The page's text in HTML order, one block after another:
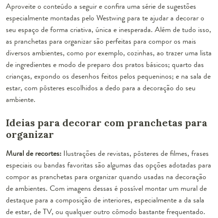
Aproveite o conteúdo a seguir e confira uma série de sugestões
especialmente montadas pelo Westwing para te ajudar a decorar o
seu espaço de forma criativa, única e inesperada. Além de tudo isso,
as pranchetas para organizar são perfeitas para compor os mais
diversos ambientes, como por exemplo, cozinhas, ao trazer uma lista
de ingredientes e modo de preparo dos pratos básicos; quarto das
crianças, expondo os desenhos feitos pelos pequeninos; e na sala de
estar, com pôsteres escolhidos a dedo para a decoração do seu
ambiente.
Ideias para decorar com pranchetas para
organizar
Mural de recortes: Ilustrações de revistas, pôsteres de filmes, frases
especiais ou bandas favoritas são algumas das opções adotadas para
compor as pranchetas para organizar quando usadas na decoração
de ambientes. Com imagens dessas é possível montar um mural de
destaque para a composição de interiores, especialmente a da sala
de estar, de TV, ou qualquer outro cômodo bastante frequentado.